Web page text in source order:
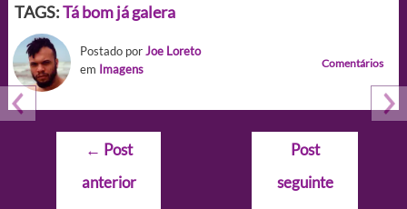
TAGS:Tá bom já galera
Postado porJoe Loreto
em Imagens Comentários
Navegação
Post
← Post
anterior
Post
seguinte